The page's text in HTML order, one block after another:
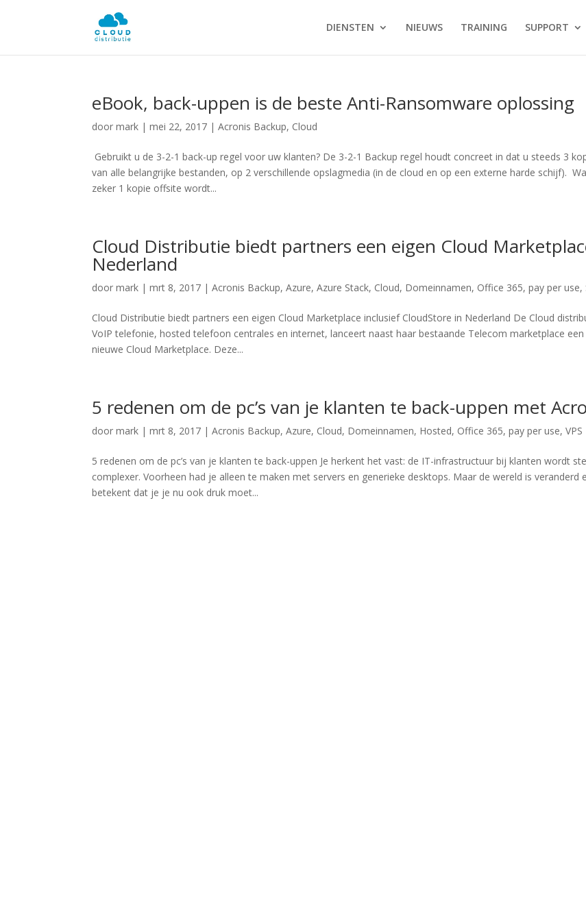
DIENSTEN NIEUWS TRAINING SUPPORT
eBook, back-uppen is de beste Anti-Ransomware oplossing
doormark |mei 22, 2017 |Acronis Backup, Cloud
Gebruikt u de 3-2-1 back-up regel voor uw klanten? De 3-2-1 Backup regel houdt concreet in dat u steeds 3
van alle belangrijke bestanden, op 2 verschillende opslagmedia (in de cloud en op een externe harde schijf).
zeker 1 kopie offsite wordt...
Cloud Distributie biedt partners een eigen Cloud
Nederland
doormark |mrt 8, 2017 |Acronis Backup,Azure,Azure Stack, Cloud, Domeinnamen, Office 365,pay per use,
Cloud Distributie biedt partners een eigen Cloud Marketplace inclusief CloudStore in Nederland De Cloud
VoIP telefonie, hosted telefoon centrales en internet, lanceert naast haar bestaande Telecom marketplace een
nieuwe Cloud Marketplace. Deze...
5 redenen om de pc’s van je klanten te back-uppen met
doormark |mrt 8, 2017 |Acronis Backup,Azure, Cloud, Domeinnamen, Hosted, Office 365,pay per use,VPS
5 redenen om de pc’s van je klanten te back-uppen Je herkent het vast: de IT-infrastructuur bij klanten wordt
complexer. Voorheen had je alleen te maken met servers en generieke desktops. Maar de wereld is veranderd
betekent dat je je nu ook druk moet...